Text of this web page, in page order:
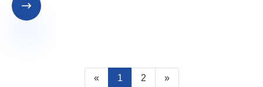

« 1 2 »